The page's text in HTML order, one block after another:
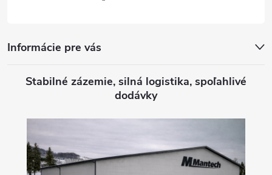
Informácie pre vás
Stabilné zázemie, silná logistika, spoľahlivé
dodávky